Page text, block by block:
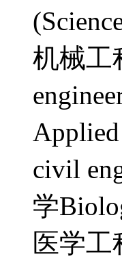
机械工
civil
学
医学工